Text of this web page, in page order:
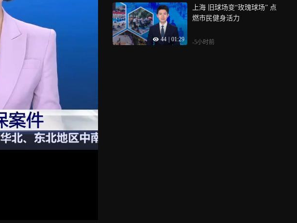
44 01:29
上海 旧球场变“玫瑰球场” 点
燃市民健身活力
-5小时前